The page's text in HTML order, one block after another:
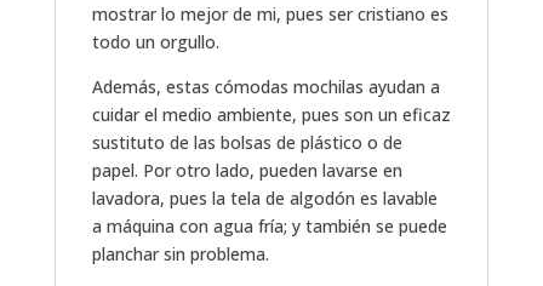
mostrar lo mejor de mi, pues ser cristiano es
todo un orgullo.
Además, estas cómodas mochilas ayudan a
cuidar el medio ambiente, pues son un eficaz
sustituto de las bolsas de plástico o de
papel. Por otro lado, pueden lavarse en
lavadora, pues la tela de algodón es lavable
a máquina con agua fría; y también se puede
planchar sin problema.